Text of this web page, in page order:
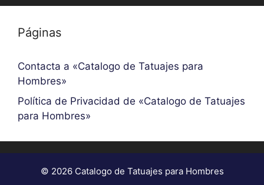
Páginas
Contacta a «Catalogo de Tatuajes para
Hombres»
Política de Privacidad de «Catalogo de Tatuajes
para Hombres»
© 2026 Catalogo de Tatuajes para Hombres